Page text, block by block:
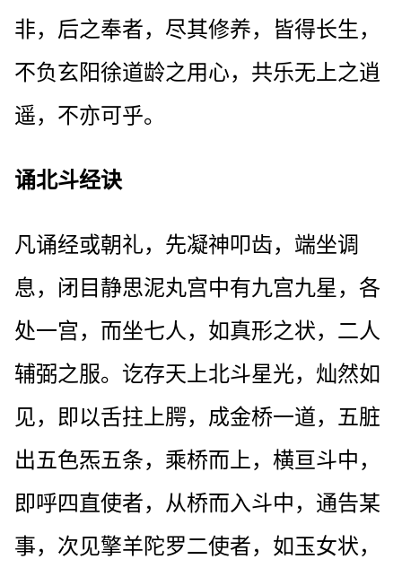
非，后之奉者，尽其修养，皆得长生，
不负玄阳徐道龄之用心，共乐无上之逍
遥，不亦可乎。
诵北斗经诀
凡诵经或朝礼，先凝神叩齿，端坐调
息，闭目静思泥丸宫中有九宫九星，各
处一宫，而坐七人，如真形之状，二人
辅弼之服。讫存天上北斗星光，灿然如
见，即以舌拄上腭，成金桥一道，五脏
出五色炁五条，乘桥而上，横亘斗中，
即呼四直使者，从桥而入斗中，通告某
事，次见擎羊陀罗二使者，如玉女状，